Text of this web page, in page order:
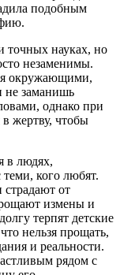
подобным
точных науках, но
незаменимы.
окружающими,
не заманишь
однако при
в жертву, чтобы
в людях,
теми, кого любят.
от
измены и
терпят детские
нельзя прощать,
и реальности.
рядом с